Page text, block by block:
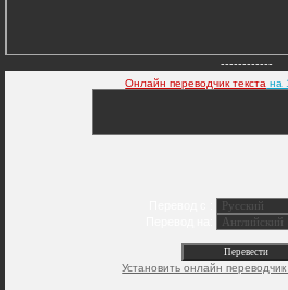
------------
Онлайн переводчик текста на
Установить онлайн